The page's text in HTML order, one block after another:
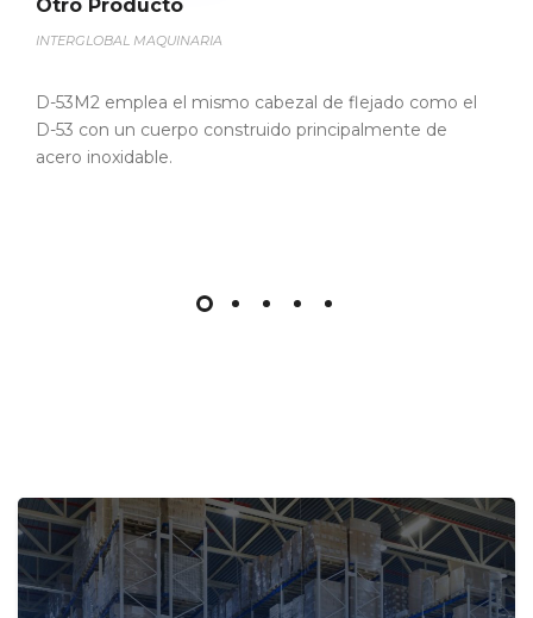
Otro Producto
INTERGLOBAL MAQUINARIA
El D-53NA es una versión estrecha mesa de D-53.
Incluso con un carrete de la correa de tamaño
completo.